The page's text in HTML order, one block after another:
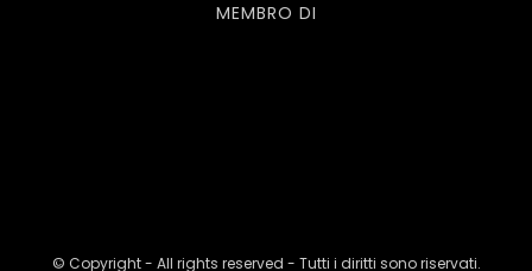
MEMBRO DI
© Copyright - All rights reserved - Tutti i diritti sono riservati.